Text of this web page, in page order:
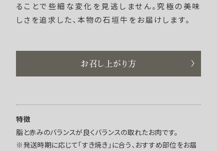
ることで些細な変化を見逃しません。究極の美味
しさを追求した、本物の石垣牛をお届けします。
お召し上がり方
特徴
脂と赤みのバランスが良くバランスの取れたお肉です。
※発送時期に応じて「すき焼き」に合う、おすすめ部位をお届